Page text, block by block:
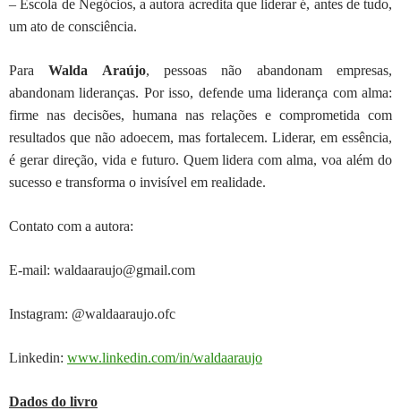
– Escola de Negócios, a autora acredita que liderar é, antes de tudo,
um ato de consciência.
ParaWalda Araújo, pessoas não abandonam empresas,
abandonam lideranças. Por isso, defende uma liderança com alma:
firme nas decisões, humana nas relações ecomprometida com
resultados que não adoecem, mas fortalecem. Liderar, em essência,
é gerar direção, vida e futuro. Quem lidera com alma, voa além do
sucesso e transforma o invisível em realidade.
Contato com a autora:
E-mail: waldaaraujo@gmail.com
Instagram: @waldaaraujo.ofc
Linkedin: www.linkedin.com/in/waldaaraujo
Dados do livro